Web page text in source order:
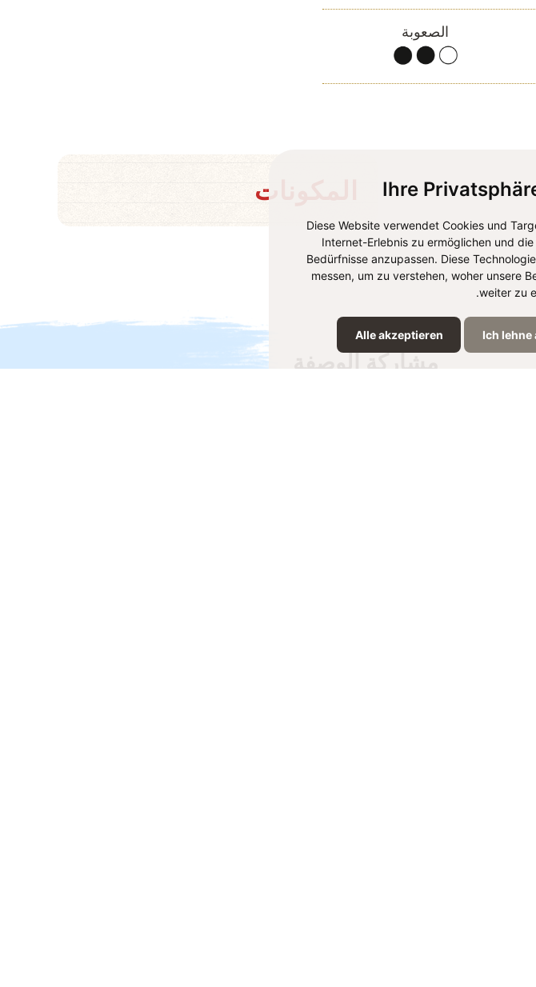
Ihre
Diese Website verwendet Cookies und
Internet-Erlebnis zu ermöglichen und
Bedürfnisse anzupassen. Diese
messen, um zu verstehen, woher unsere
weiter zu
Alle akzeptieren Ich lehne
الصعوبة
المكونات
مشاركة الوصفة